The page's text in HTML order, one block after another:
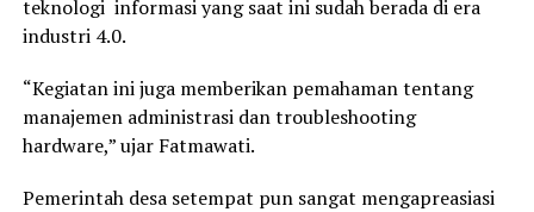
teknologi informasi yang saat ini sudah berada di era
industri 4.0.
“Kegiatan ini juga memberikan pemahaman tentang
manajemen administrasi dan troubleshooting
hardware,” ujar Fatmawati.
Pemerintah desa setempat pun sangat mengapreasiasi